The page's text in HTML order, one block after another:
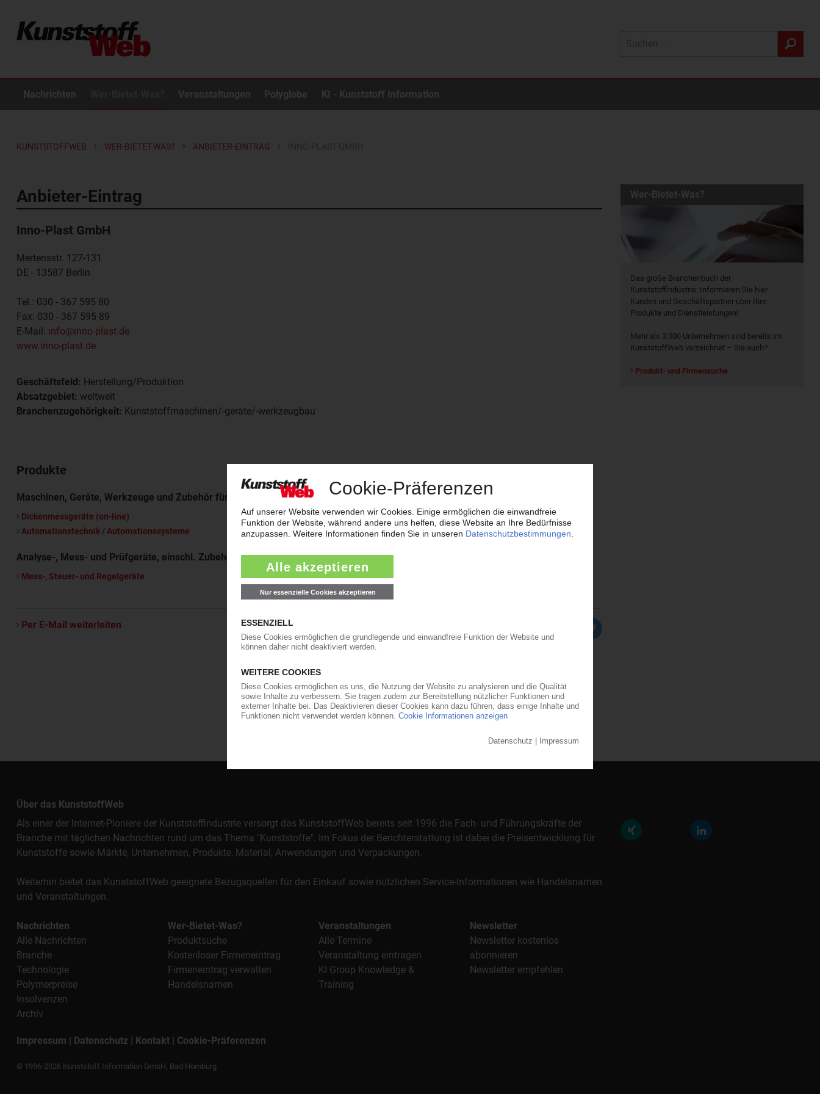
Nachrichten Veranstaltungen Polyglobe KI - Kunststoff Information
KUNSTSTOFFWEB WER-BIETET-WAS? ANBIETER-EINTRAG
Anbieter-Eintrag
Inno-Plast GmbH
Mertensstr. 127-131
DE - 13587 Berlin
Tel.: 030 - 367 595 80
Fax: 030 - 367 595 89
E-Mail: info@inno-plast.de
www.inno-plast.de
Geschäftsfeld: Herstellung/Produktion
Absatzgebiet: weltweit
Branchenzugehörigkeit: Kunststoffmaschinen/-geräte/-werkzeugbau
Produkte
Maschinen, Geräte, Werkzeuge und Zubehör für die Kunststoffverarbeitung
Dickenmessgeräte (on-line)
Automationstechnik / Automationssysteme
Analyse-, Mess- und Prüfgeräte, einschl. Zubehör
Mess-, Steuer- und Regelgeräte
Per E-Mail weiterleiten
Wer-Bietet-Was?
Das große Branchenbuch der
Kunststoffindustrie: Informieren Sie hier
Kunden und Geschäftspartner über Ihre
Produkte und Dienstleistungen!
Mehr als 3.000 Unternehmen sind bereits im
KunststoffWeb verzeichnet – Sie auch?
Produkt- und Firmensuche
Über das KunststoffWeb
Als einer der Internet-Pioniere der Kunststoffindustrie versorgt das KunststoffWeb bereits seit 1996 die Fach- und Führungskräfte der
Branche mit täglichen Nachrichten rund um das Thema "Kunststoffe". Im Fokus der Berichterstattung ist dabei die Preisentwicklung für
Kunststoffe sowie Märkte, Unternehmen, Produkte, Material, Anwendungen und Verpackungen.
Weiterhin bietet das KunststoffWeb geeignete Bezugsquellen für den Einkauf sowie nützlichen Service-Informationen wie Handelsnamen
und Veranstaltungen.
Nachrichten
Alle Nachrichten
Branche
Technologie
Polymerpreise
Insolvenzen
Archiv
Wer-Bietet-Was?
Produktsuche
Kostenloser Firmeneintrag
Firmeneintrag verwalten
Handelsnamen
Veranstaltungen
Alle Termine
Veranstaltung eintragen
KI Group Knowledge &
Training
Newsletter
Newsletter kostenlos
abonnieren
Newsletter empfehlen
Impressum | Datenschutz | Kontakt | Cookie-Präferenzen
© 1996-2026 Kunststoff Information GmbH, Bad Homburg